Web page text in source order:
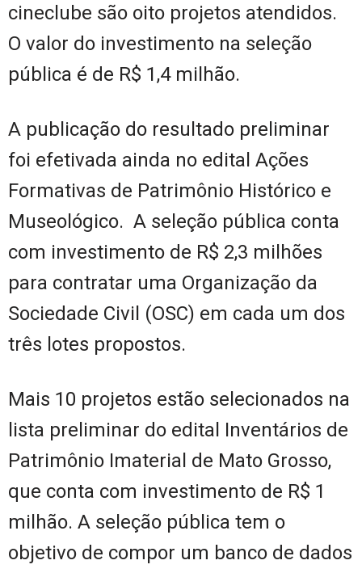
cineclube são oito projetos atendidos.
O valor do investimento na seleção
pública é de R$ 1,4 milhão.
A publicação do resultado preliminar
foi efetivada ainda no edital Ações
Formativas de Patrimônio Histórico e
Museológico. A seleção pública conta
com investimento de R$ 2,3 milhões
para contratar uma Organização da
Sociedade Civil (OSC) em cada um dos
três lotes propostos.
Mais 10 projetos estão selecionados na
lista preliminar do edital Inventários de
Patrimônio Imaterial de Mato Grosso,
que conta com investimento de R$ 1
milhão. A seleção pública tem o
objetivo de compor um banco de dados